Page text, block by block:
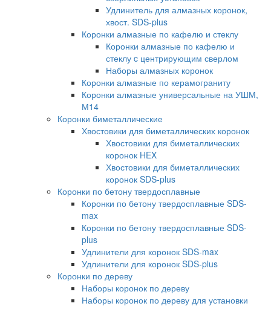
Удлинитель для алмазных коронок,
хвост. SDS-plus
Коронки алмазные по кафелю и стеклу
Коронки алмазные по кафелю и
стеклу c центрирующим сверлом
Наборы алмазных коронок
Коронки алмазные по керамограниту
Коронки алмазные универсальные на УШМ,
М14
Коронки биметаллические
Хвостовики для биметаллических коронок
Хвостовики для биметаллических
коронок HEX
Хвостовики для биметаллических
коронок SDS-plus
Коронки по бетону твердосплавные
Коронки по бетону твердосплавные SDS-
max
Коронки по бетону твердосплавные SDS-
plus
Удлинители для коронок SDS-max
Удлинители для коронок SDS-plus
Коронки по дереву
Наборы коронок по дереву
Наборы коронок по дереву для установки